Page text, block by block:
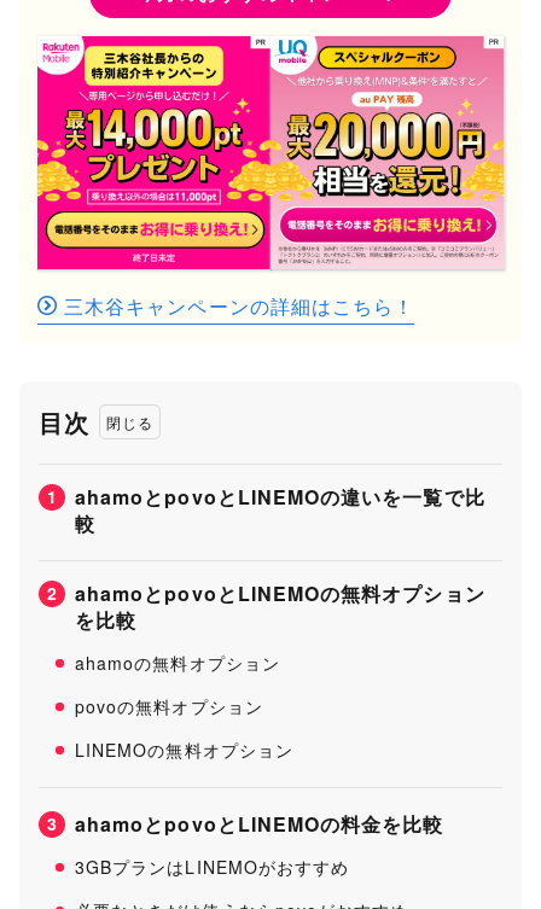
三木谷キャンペーンの詳細はこちら！
目次
1
ahamoとpovoとLINEMOの違いを一覧で比
較
2
ahamoとpovoとLINEMOの無料オプション
を比較
ahamoの無料オプション
povoの無料オプション
LINEMOの無料オプション
3 ahamoとpovoとLINEMOの料金を比較
3GBプランはLINEMOがおすすめ